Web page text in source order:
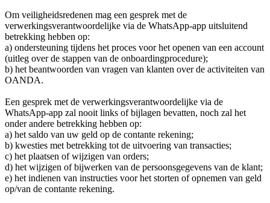
Om veiligheidsredenen mag een gesprek met de
verwerkingsverantwoordelijke via de WhatsApp-app uitsluitend
betrekking hebben op:
a) ondersteuning tijdens het proces voor het openen van een account
(uitleg over de stappen van de onboardingprocedure);
b) het beantwoorden van vragen van klanten over de activiteiten van
OANDA.
Een gesprek met de verwerkingsverantwoordelijke via de
WhatsApp-app zal nooit links of bijlagen bevatten, noch zal het
onder andere betrekking hebben op:
a) het saldo van uw geld op de contante rekening;
b) kwesties met betrekking tot de uitvoering van transacties;
c) het plaatsen of wijzigen van orders;
d) het wijzigen of bijwerken van de persoonsgegevens van de klant;
e) het indienen van instructies voor het storten of opnemen van geld
op/van de contante rekening.